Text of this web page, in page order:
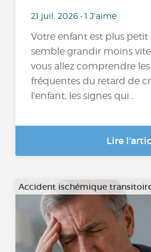
21 juil. 2026 • 1 J'aime
Votre enfant est plus petit
semble grandir moins
vous allez comprendre les
fréquentes du retard de
l’enfant, les signes qui...
Lire
Accident ischémique